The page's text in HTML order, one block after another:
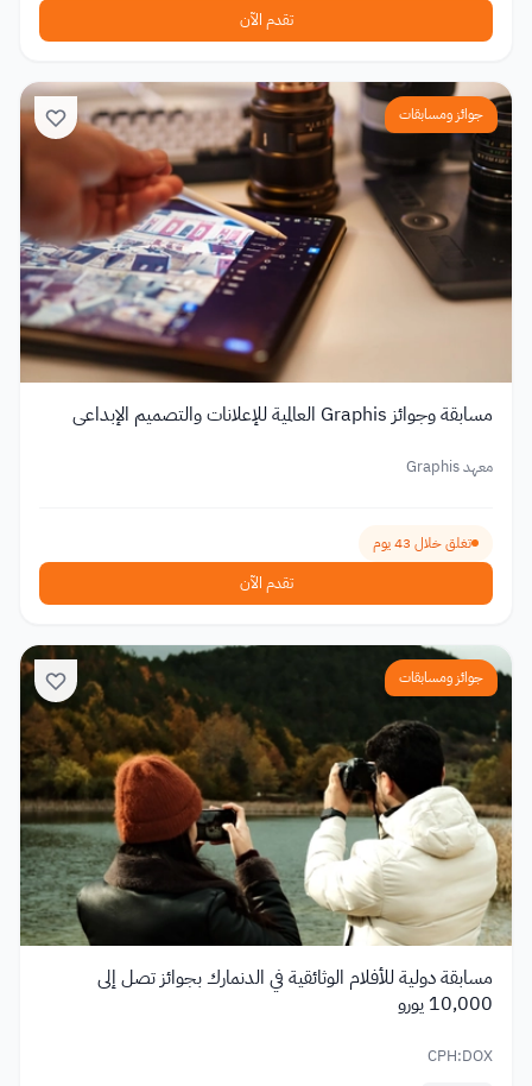
تقدم الآن
جوائز ومسابقات
مسابقة وجوائز Graphis العالمية للإعلانات والتصميم الإبداعي
معهد Graphis
تغلق خلال 43 يوم
تقدم الآن
جوائز ومسابقات
مسابقة دولية للأفلام الوثائقية في الدنمارك بجوائز تصل إلى
10,000 يورو
CPH:DOX